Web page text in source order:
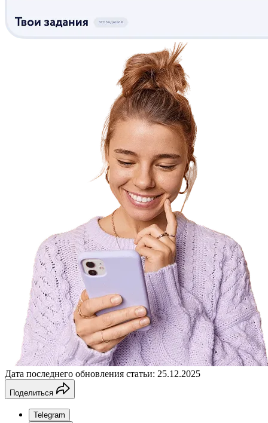
Дата последнего обновления статьи: 25.12.2025
Поделиться
Telegram